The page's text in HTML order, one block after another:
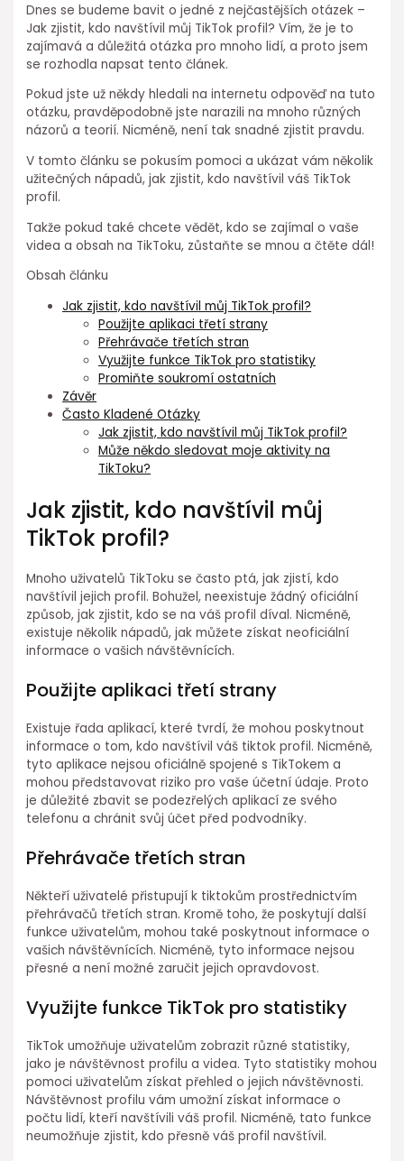
Dnes se budeme bavit o jedné z nejčastějších otázek –
Jak zjistit, kdo navštívil můj TikTok profil? Vím, že je to
zajímavá a důležitá otázka pro mnoho lidí, a proto jsem
se rozhodla napsat tento článek.
Pokud jste už někdy hledali na internetu odpověď na tuto
otázku, pravděpodobně jste narazili na mnoho různých
názorů a teorií. Nicméně, není tak snadné zjistit pravdu.
V tomto článku se pokusím pomoci a ukázat vám několik
užitečných nápadů, jak zjistit, kdo navštívil váš TikTok
profil.
Takže pokud také chcete vědět, kdo se zajímal o vaše
videa a obsah na TikToku, zůstaňte se mnou a čtěte dál!
Obsah článku
Jak zjistit, kdo navštívil můj TikTok profil?
Použijte aplikaci třetí strany
Přehrávače třetích stran
Využijte funkce TikTok pro statistiky
Promiňte soukromí ostatních
Závěr
Často Kladené Otázky
Jak zjistit, kdo navštívil můj TikTok profil?
Může někdo sledovat moje aktivity na
TikToku?
Jak zjistit, kdo navštívil můj
TikTok profil?
Mnoho uživatelů TikToku se často ptá, jak zjistí, kdo
navštívil jejich profil. Bohužel, neexistuje žádný oficiální
způsob, jak zjistit, kdo se na váš profil díval. Nicméně,
existuje několik nápadů, jak můžete získat neoficiální
informace o vašich návštěvnících.
Použijte aplikaci třetí strany
Existuje řada aplikací, které tvrdí, že mohou poskytnout
informace o tom, kdo navštívil váš tiktok profil. Nicméně,
tyto aplikace nejsou oficiálně spojené s TikTokem a
mohou představovat riziko pro vaše účetní údaje. Proto
je důležité zbavit se podezřelých aplikací ze svého
telefonu a chránit svůj účet před podvodníky.
Přehrávače třetích stran
Někteří uživatelé přistupují k tiktokům prostřednictvím
přehrávačů třetích stran. Kromě toho, že poskytují další
funkce uživatelům, mohou také poskytnout informace o
vašich návštěvnících. Nicméně, tyto informace nejsou
přesné a není možné zaručit jejich opravdovost.
Využijte funkce TikTok pro statistiky
TikTok umožňuje uživatelům zobrazit různé statistiky,
jako je návštěvnost profilu a videa. Tyto statistiky mohou
pomoci uživatelům získat přehled o jejich návštěvnosti.
Návštěvnost profilu vám umožní získat informace o
počtu lidí, kteří navštívili váš profil. Nicméně, tato funkce
neumožňuje zjistit, kdo přesně váš profil navštívil.